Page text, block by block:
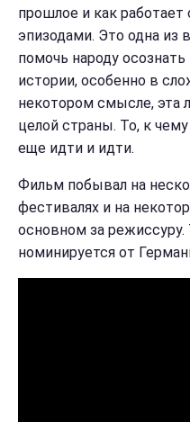
прошлое и как
эпизодами. Это одна из
помочь народу
истории, особенно в
некотором смысле, эта
целой страны. То, к
еще идти и идти.
Фильм побывал на
фестивалях и на
основном за
номинируется от